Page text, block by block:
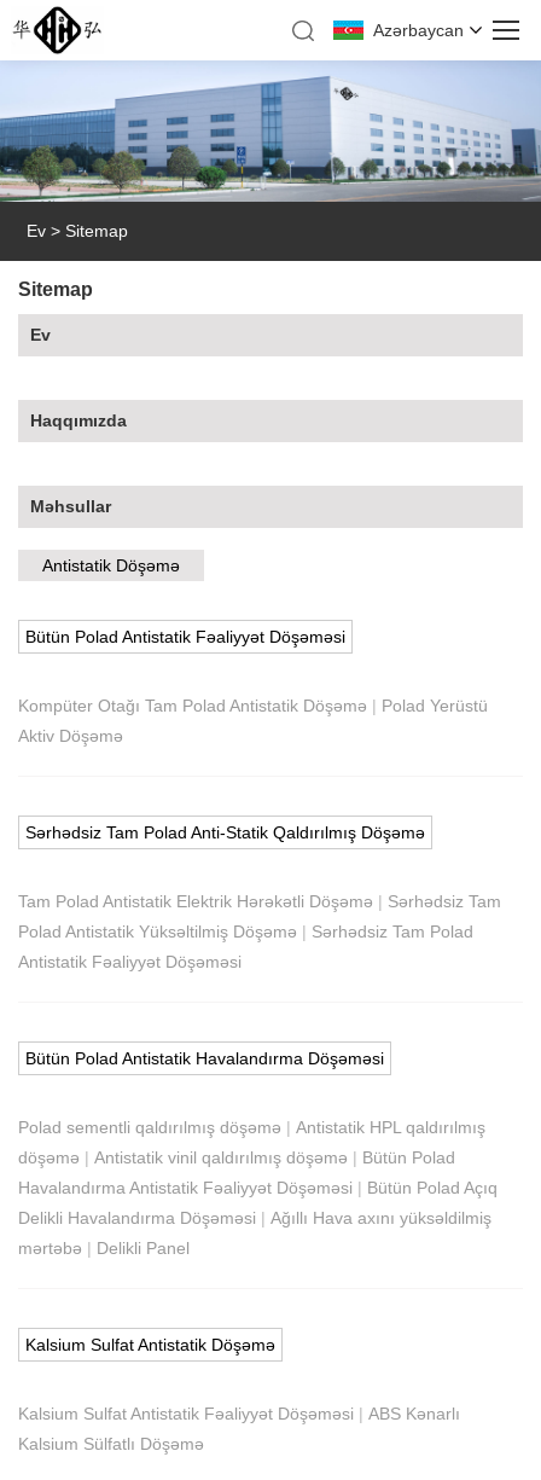
Azərbaycan
Ev > Sitemap
Sitemap
Ev
Haqqımızda
Məhsullar
Antistatik Döşəmə
Bütün Polad Antistatik Fəaliyyət Döşəməsi
Kompüter Otağı Tam Polad Antistatik Döşəmə | Polad Yerüstü
Aktiv Döşəmə
Sərhədsiz Tam Polad Anti-Statik Qaldırılmış Döşəmə
Tam Polad Antistatik Elektrik Hərəkətli Döşəmə | Sərhədsiz Tam
Polad Antistatik Yüksəltilmiş Döşəmə | Sərhədsiz Tam Polad
Antistatik Fəaliyyət Döşəməsi
Bütün Polad Antistatik Havalandırma Döşəməsi
Polad sementli qaldırılmış döşəmə | Antistatik HPL qaldırılmış
döşəmə | Antistatik vinil qaldırılmış döşəmə | Bütün Polad
Havalandırma Antistatik Fəaliyyət Döşəməsi | Bütün Polad Açıq
Delikli Havalandırma Döşəməsi | Ağıllı Hava axını yüksəldilmiş
mərtəbə | Delikli Panel
Kalsium Sulfat Antistatik Döşəmə
Kalsium Sulfat Antistatik Fəaliyyət Döşəməsi | ABS Kənarlı
Kalsium Sülfatlı Döşəmə